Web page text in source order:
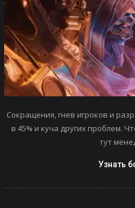
Сокращения, гнев игроков и
в 45% и куча других проблем.
тут
Узнать